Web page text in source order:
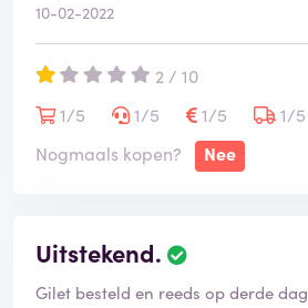
10-02-2022
2 / 10
1/5
1/5 1/5
1/5
Nogmaals kopen?
Nee
Uitstekend.
Gilet besteld en reeds op derde